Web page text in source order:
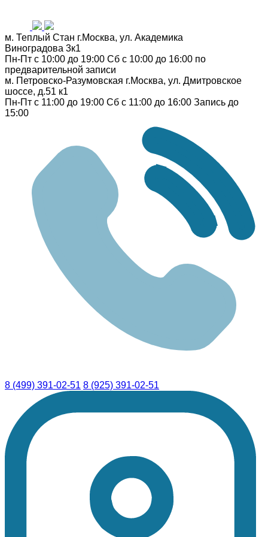
м. Теплый Стан г.Москва, ул. Академика
Виноградова 3к1
Пн-Пт с 10:00 до 19:00 Сб с 10:00 до 16:00 по
предварительной записи
м. Петровско-Разумовская г.Москва, ул. Дмитровское
шоссе, д.51 к1
Пн-Пт с 11:00 до 19:00 Сб с 11:00 до 16:00 Запись до
15:00
8 (499) 391-02-51 8 (925) 391-02-51